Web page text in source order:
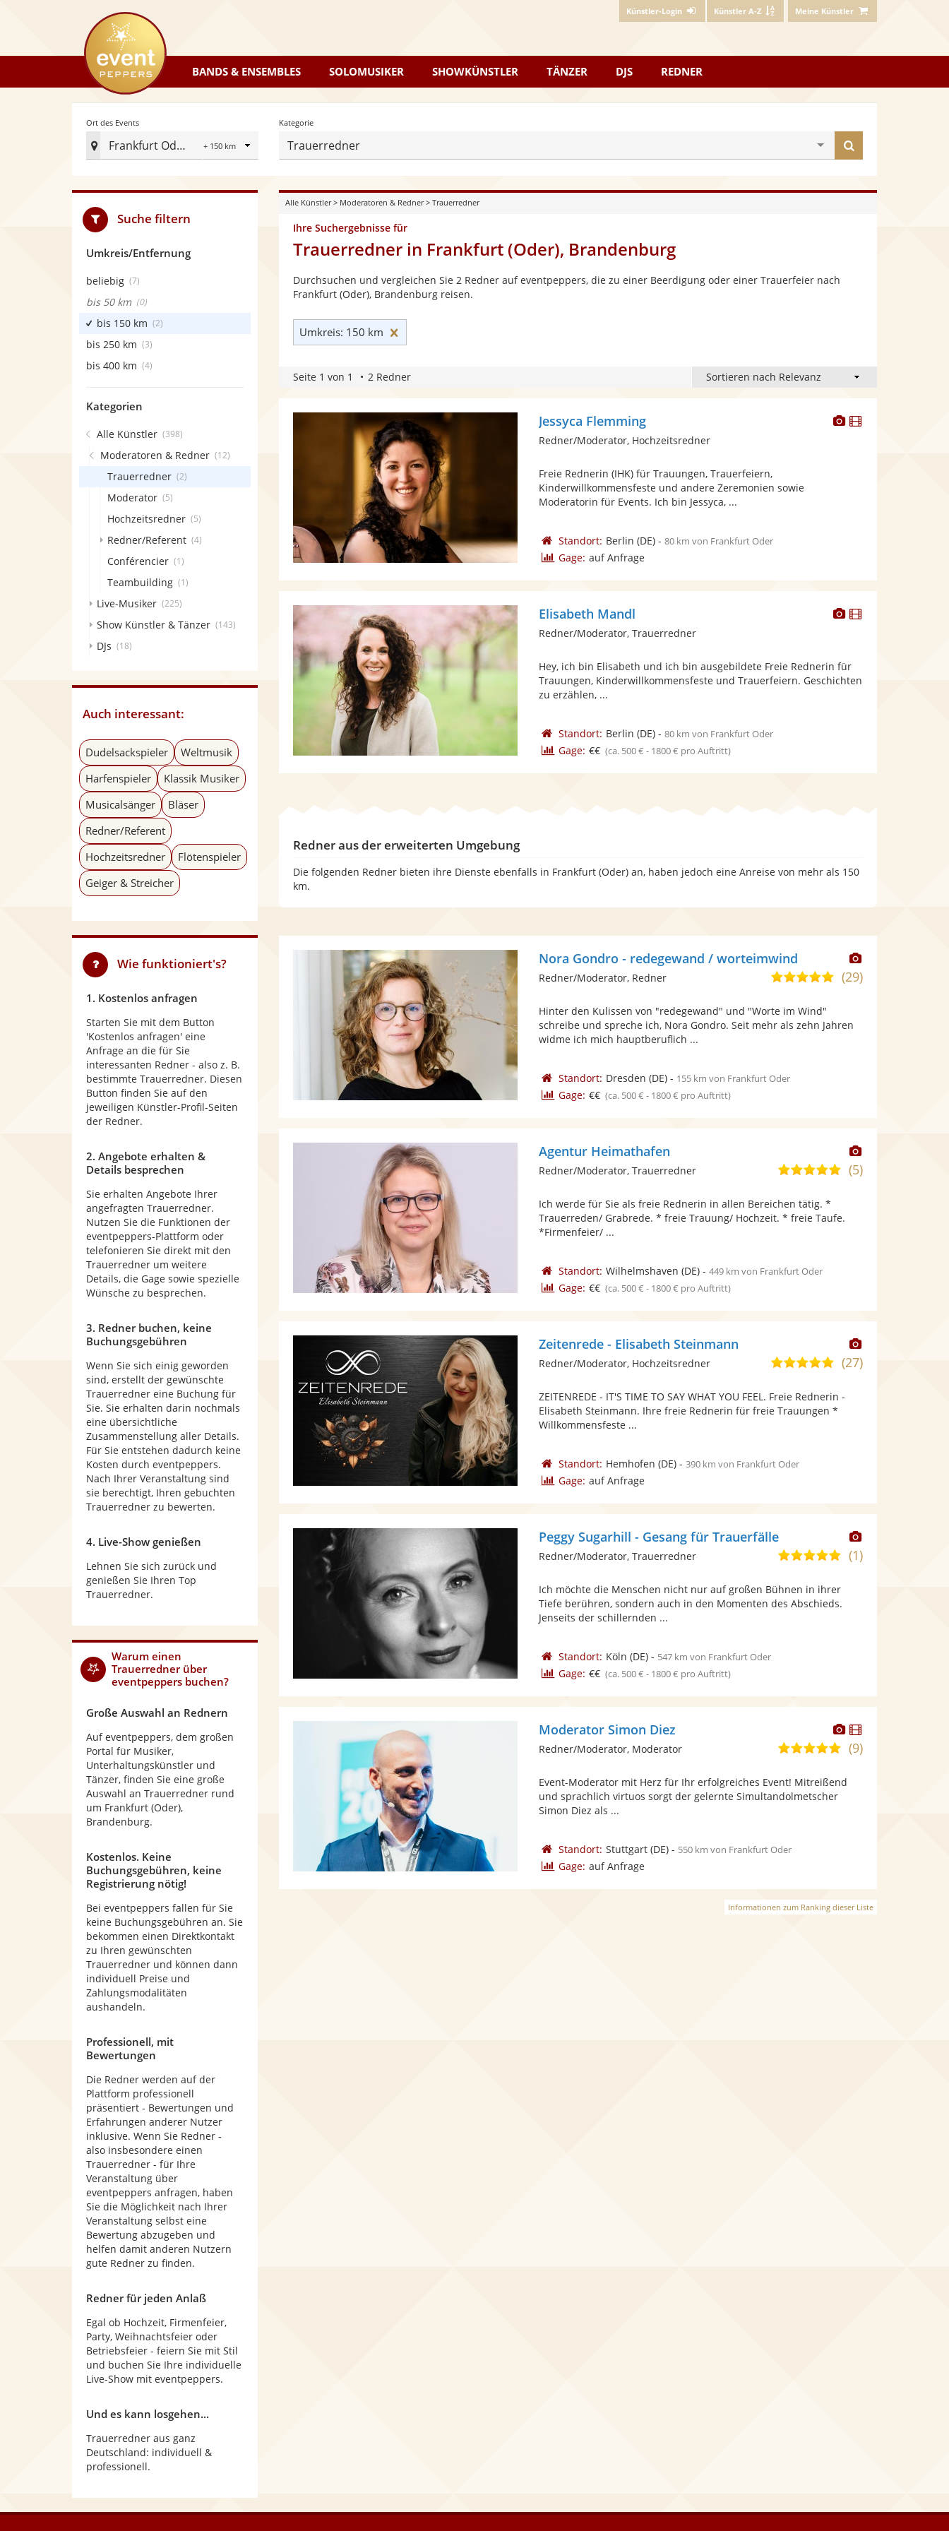
Künstler-Login Künstler A-Z Meine Künstler
eventpeppers
BANDS & ENSEMBLES SOLOMUSIKER SHOWKÜNSTLER TÄNZER DJS REDNER
Ort des Events
Frankfurt Oder
Radius
Ort
Events
festlegen
Kategorie
Trauerredner
finden
Alle Künstler> Moderatoren & Redner> Trauerredner
Ihre Suchergebnisse für
Trauerredner in Frankfurt (Oder), Brandenburg
Durchsuchen und vergleichen Sie 2 Redner auf eventpeppers, die zu einer Beerdigung oder einer Trauerfeier nach
Frankfurt (Oder), Brandenburg reisen.
Umkreis: 150 km
Seite 1 von 1 2 Redner
DieserDieser
Jessyca Flemming
Redner/Moderator, Hochzeitsredner
Freie Rednerin (IHK) für Trauungen, Trauerfeiern,
Kinderwillkommensfeste und andere Zeremonien sowie
Moderatorin für Events. Ich bin Jessyca, ...
Standort: Berlin (DE)- 80 km von Frankfurt Oder
Gage: auf Anfrage
Dieser
bereit.
Dieser
Elisabeth Mandl
Redner/Moderator, Trauerredner
Hey, ich bin Elisabeth und ich bin ausgebildete Freie Rednerin für
Trauungen, Kinderwillkommensfeste und Trauerfeiern. Geschichten
zu erzählen, ...
Standort: Berlin (DE)- 80 km von Frankfurt Oder
Gage: €€ (ca. 500 € - 1800 € pro Auftritt)
Redner aus der erweiterten Umgebung
Die folgenden Redner bieten ihre Dienste ebenfalls in Frankfurt (Oder) an, haben jedoch eine Anreise von mehr als 150
km.
Dieser
Künstler
Nora Gondro - redegewand / worteimwind
5,0
Sternen
(29)
Redner/Moderator, Redner
Hinter den Kulissen von "redegewand" und "Worte im Wind"
schreibe und spreche ich, Nora Gondro. Seit mehr als zehn Jahren
widme ich mich hauptberuflich ...
Standort: Dresden (DE)- 155 km von Frankfurt Oder
Gage: €€ (ca. 500 € - 1800 € pro Auftritt)
Dieser
Künstler
Agentur Heimathafen
5,0
Sternen
(5)
Redner/Moderator, Trauerredner
Ich werde für Sie als freie Rednerin in allen Bereichen tätig. *
Trauerreden/ Grabrede. * freie Trauung/ Hochzeit. * freie Taufe.
*Firmenfeier/ ...
Standort: Wilhelmshaven (DE)- 449 km von Frankfurt Oder
Gage: €€ (ca. 500 € - 1800 € pro Auftritt)
Dieser
Künstler
Zeitenrede - Elisabeth Steinmann
5,0
5
Sternen
(27)
Redner/Moderator, Hochzeitsredner
ZEITENREDE - IT'S TIME TO SAY WHAT YOU FEEL. Freie Rednerin -
Elisabeth Steinmann. Ihre freie Rednerin für freie Trauungen *
Willkommensfeste ...
Standort: Hemhofen (DE)- 390 km von Frankfurt Oder
Gage: auf Anfrage
Dieser
Künstler
Peggy Sugarhill - Gesang für Trauerfälle
5,0
5
Sternen
(1)
Redner/Moderator, Trauerredner
Ich möchte die Menschen nicht nur auf großen Bühnen in ihrer
Tiefe berühren, sondern auch in den Momenten des Abschieds.
Jenseits der schillernden ...
Standort: Köln (DE)- 547 km von Frankfurt Oder
Gage: €€ (ca. 500 € - 1800 € pro Auftritt)
Dieser
Künstler
stellt
Fotos
bereit.
Dieser
Künstler
Moderator Simon Diez
4,9
5
(9)
Redner/Moderator, Moderator
Event-Moderator mit Herz für Ihr erfolgreiches Event! Mitreißend
und sprachlich virtuos sorgt der gelernte Simultandolmetscher
Simon Diez als ...
Standort: Stuttgart(DE)- 550 km von Frankfurt Oder
Gage: auf Anfrage
Informationen zum Ranking dieser Liste
Suche filtern
Umkreis/Entfernung
beliebig (7)
bis 50 km (0)
bis 150 km (2)
bis 250 km (3)
bis 400 km (4)
Kategorien
Alle Künstler (398)
Moderatoren & Redner (12)
Trauerredner (2)
Moderator (5)
Hochzeitsredner (5)
Redner/Referent (4)
Conférencier (1)
Teambuilding (1)
Live-Musiker (225)
Show Künstler & Tänzer (143)
DJs (18)
Auch interessant:
Dudelsackspieler
Weltmusik
Harfenspieler
Klassik Musiker
Musicalsänger
Bläser
Redner/Referent
Hochzeitsredner
Flötenspieler
Geiger & Streicher
Wie funktioniert's?
1. Kostenlos anfragen
Starten Sie mit dem Button
'Kostenlos anfragen' eine
Anfrage an die für Sie
interessanten Redner - also z. B.
bestimmte Trauerredner. Diesen
Button finden Sie auf den
jeweiligen Künstler-Profil-Seiten
der Redner.
2. Angebote erhalten &
Details besprechen
Sie erhalten Angebote Ihrer
angefragten Trauerredner.
Nutzen Sie die Funktionen der
eventpeppers-Plattform oder
telefonieren Sie direkt mit den
Trauerredner um weitere
Details, die Gage sowie spezielle
Wünsche zu besprechen.
3. Redner buchen, keine
Buchungsgebühren
Wenn Sie sich einig geworden
sind, erstellt der gewünschte
Trauerredner eine Buchung für
Sie. Sie erhalten darin nochmals
eine übersichtliche
Zusammenstellung aller Details.
Für Sie entstehen dadurch keine
Kosten durch eventpeppers.
Nach Ihrer Veranstaltung sind
sie berechtigt, Ihren gebuchten
Trauerredner zu bewerten.
4. Live-Show genießen
Lehnen Sie sich zurück und
genießen Sie Ihren Top
Trauerredner.
Warum einen
Trauerrednerüber
eventpeppers buchen?
Große Auswahl an Rednern
Auf eventpeppers, dem großen
Portal für Musiker,
Unterhaltungskünstler und
Tänzer, finden Sie eine große
Auswahl an Trauerredner rund
um Frankfurt (Oder),
Brandenburg.
Kostenlos. Keine
Buchungsgebühren, keine
Registrierung nötig!
Bei eventpeppers fallen für Sie
keine Buchungsgebühren an. Sie
bekommen einen Direktkontakt
zu Ihren gewünschten
Trauerredner und können dann
individuell Preise und
Zahlungsmodalitäten
aushandeln.
Professionell, mit
Bewertungen
Die Redner werden auf der
Plattform professionell
präsentiert - Bewertungen und
Erfahrungen anderer Nutzer
inklusive. Wenn Sie Redner -
also insbesondere einen
Trauerredner - für Ihre
Veranstaltung über
eventpeppers anfragen, haben
Sie die Möglichkeit nach Ihrer
Veranstaltung selbst eine
Bewertung abzugeben und
helfen damit anderen Nutzern
gute Redner zu finden.
Redner für jeden Anlaß
Egal ob Hochzeit, Firmenfeier,
Party, Weihnachtsfeier oder
Betriebsfeier - feiern Sie mit Stil
und buchen Sie Ihre individuelle
Live-Show mit eventpeppers.
Und es kann losgehen...
Trauerredner aus ganz
Deutschland: individuell &
professionell.